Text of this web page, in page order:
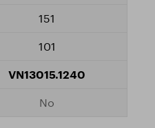
151
101
VN13015.1240
No